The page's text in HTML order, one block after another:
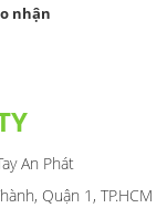
nhận
An Phát
Quận 1, TP.HCM